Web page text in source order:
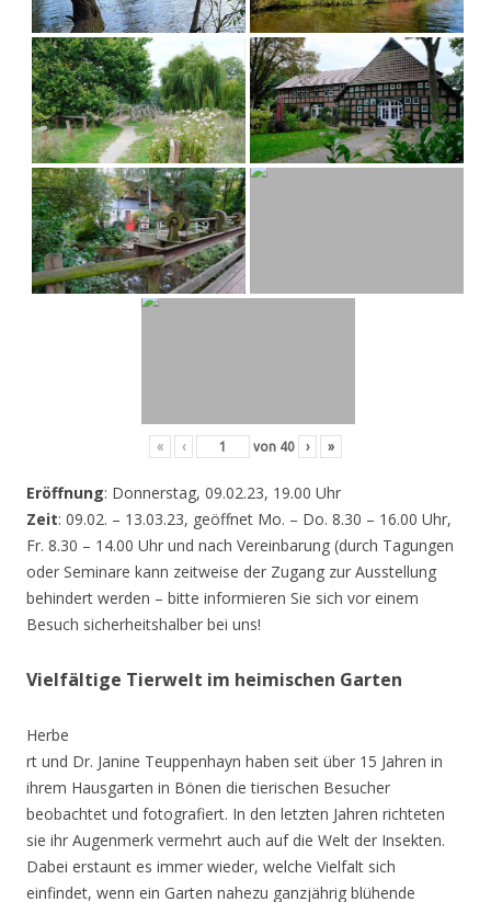
« ‹ von 40 › »
Eröffnung: Donnerstag, 09.02.23, 19.00 Uhr
Zeit: 09.02. – 13.03.23, geöffnet Mo. – Do. 8.30 – 16.00 Uhr,
Fr. 8.30 – 14.00 Uhr und nach Vereinbarung (durch Tagungen
oder Seminare kann zeitweise der Zugang zur Ausstellung
behindert werden – bitte informieren Sie sich vor einem
Besuch sicherheitshalber bei uns!
Vielfältige Tierwelt im heimischen Garten
Herbe
rt und Dr. Janine Teuppenhayn haben seit über 15 Jahren in
ihrem Hausgarten in Bönen die tierischen Besucher
beobachtet und fotografiert. In den letzten Jahren richteten
sie ihr Augenmerk vermehrt auch auf die Welt der Insekten.
Dabei erstaunt es immer wieder, welche Vielfalt sich
einfindet, wenn ein Garten nahezu ganzjährig blühende